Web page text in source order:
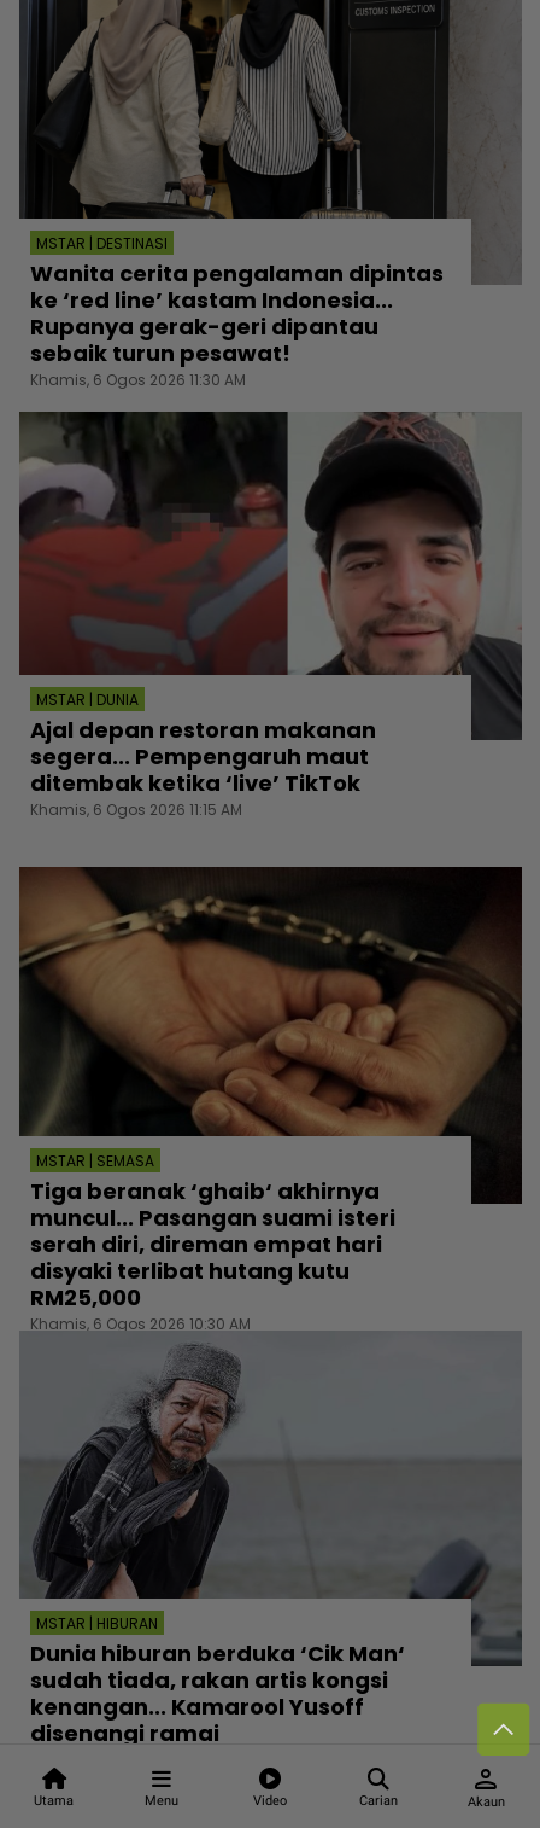
Utama Menu Video Carian
person
Akaun
MSTAR | DESTINASI
Wanita cerita pengalaman dipintas
ke ‘red line’ kastam Indonesia...
Rupanya gerak-geri dipantau
sebaik turun pesawat!
Khamis, 6 Ogos 2026 11:30 AM
MSTAR | DUNIA
Ajal depan restoran makanan
segera... Pempengaruh maut
ditembak ketika ‘live’ TikTok
Khamis, 6 Ogos 2026 11:15 AM
MSTAR | SEMASA
Tiga beranak ‘ghaib‘ akhirnya
muncul... Pasangan suami isteri
serah diri, direman empat hari
disyaki terlibat hutang kutu
RM25,000
Khamis, 6 Ogos 2026 10:30 AM
MSTAR | HIBURAN
Dunia hiburan berduka ‘Cik Man‘
sudah tiada, rakan artis kongsi
kenangan... Kamarool Yusoff
disenangi ramai